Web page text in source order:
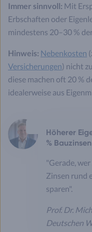
Immer sinnvoll: Mit
Erbschaften oder
mindestens 20–30 %
Hinweis: Nebenkosten
Versicherungen) nicht
diese machen oft 20 %
idealerweise aus
Höherer
% Bauzinsen
"Gerade,
Zinsen rund
sparen".
Prof. Dr.
Deutschen